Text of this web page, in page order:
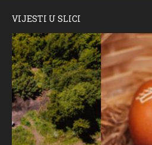
VIJESTI U SLICI